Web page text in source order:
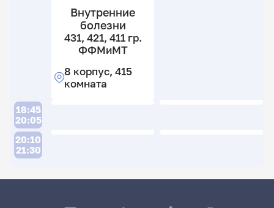
Внутренние
болезни
431, 421, 411 гр.
ФФМиМТ
8 корпус, 415
комната
18:45
20:05
20:10
21:30